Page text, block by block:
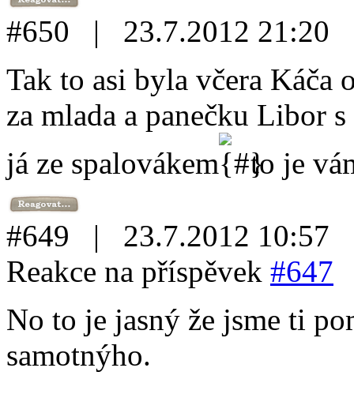
#650 | 23.7.2012
Tak to asi byla včera Káča
za mlada a panečku Libor
já ze spalovákem
to je
#649 | 23.7.2012
Reakce na příspěvek #647
No to je jasný že jsme ti
samotnýho.